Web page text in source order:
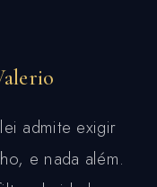
admite exigir
e nada além.